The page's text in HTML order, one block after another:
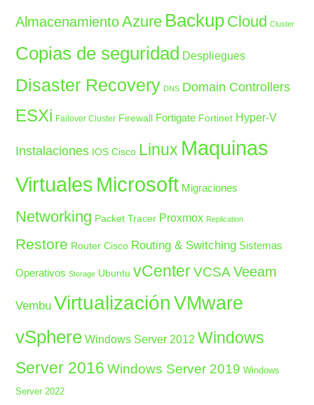
Almacenamiento Azure Backup Cloud Cluster
Copias de seguridad Despliegues
Disaster Recovery DNS Domain Controllers
ESXi Failover Cluster Firewall Fortigate Fortinet Hyper-V
Instalaciones IOS Cisco Linux Maquinas
Virtuales Microsoft Migraciones
Networking Packet Tracer Proxmox Replication
Restore Router Cisco Routing & Switching Sistemas
Operativos Storage Ubuntu vCenter VCSA Veeam
Vembu Virtualización VMware
vSphere Windows Server 2012 Windows
Server 2016 Windows Server 2019 Windows
Server 2022